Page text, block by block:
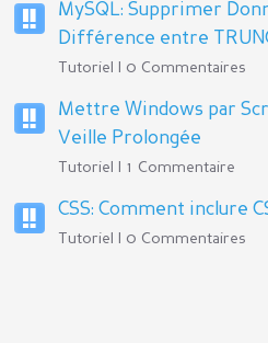
MySQL: Supprimer
Différence entre
Tutoriel | 0 Commentaires
Mettre Windows par
Veille Prolongée
Tutoriel | 1 Commentaire
CSS: Comment inclure
Tutoriel | 0 Commentaires